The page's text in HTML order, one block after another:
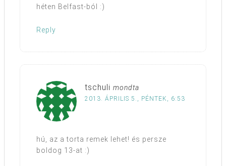
héten Belfast-ból :)
Reply
tschuli mondta
2013. ÁPRILIS 5., PÉNTEK, 6:53
hú, az a torta remek lehet! és persze
boldog 13-at :)